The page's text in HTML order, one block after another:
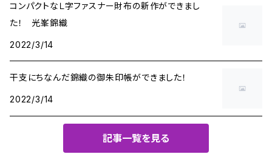
コンパクトなＬ字ファスナー財布の新作ができまし
た！ 光峯錦織
2022/3/14
干支にちなんだ錦織の御朱印帳ができました！
2022/3/14
記事一覧を見る